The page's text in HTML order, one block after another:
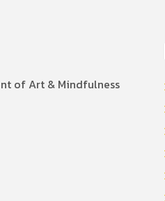
of Art & Mindfulness